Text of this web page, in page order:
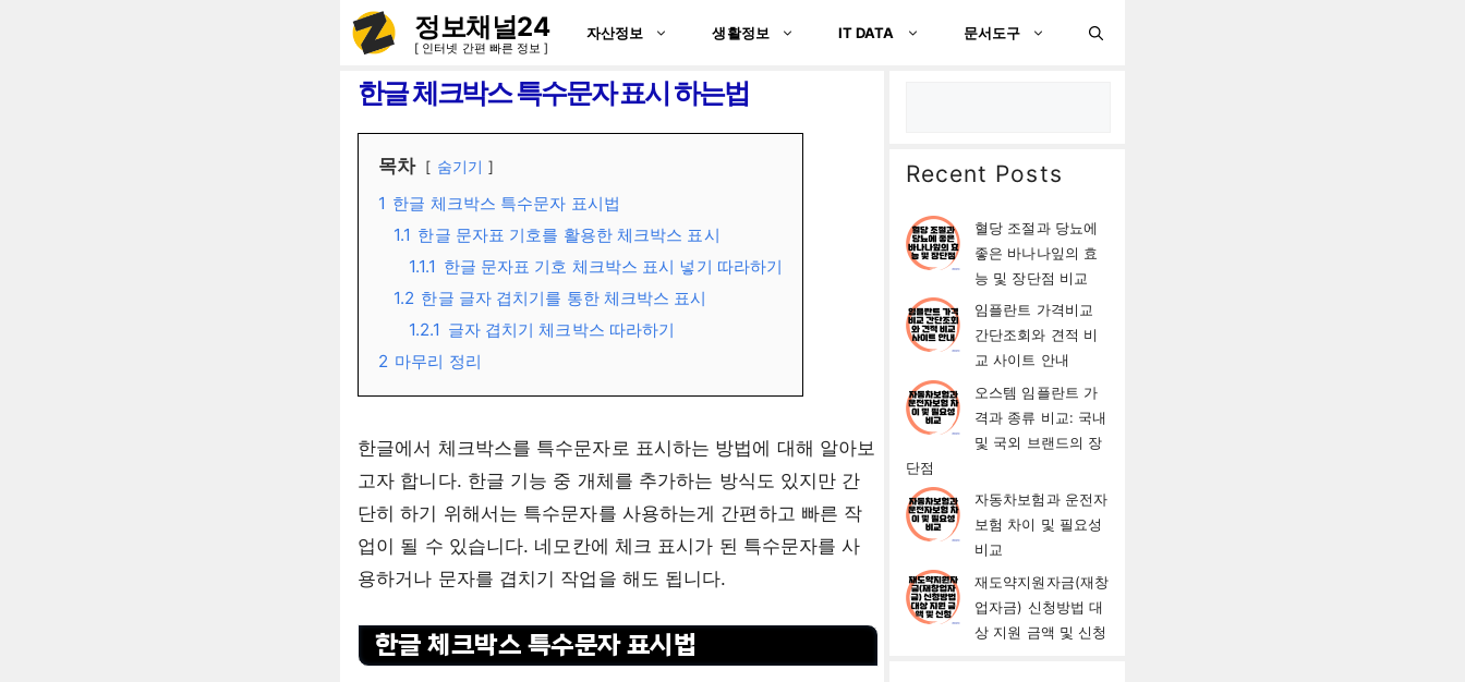
정보채널24
[ 인터넷 간편 빠른 정보 ]
자산정보 생활정보 IT DATA 문서도구
한글 체크박스 특수문자 표시 하는법
목차 숨기기
1 한글 체크박스 특수문자 표시법
1.1 한글 문자표 기호를 활용한 체크박스 표시
1.1.1 한글 문자표 기호 체크박스 표시 넣기 따라하기
1.2 한글 글자 겹치기를 통한 체크박스 표시
1.2.1 글자 겹치기 체크박스 따라하기
2 마무리 정리
한글에서 체크박스를 특수문자로 표시하는 방법에 대해 알아보
고자 합니다. 한글 기능 중 개체를 추가하는 방식도 있지만 간
단히 하기 위해서는 특수문자를 사용하는게 간편하고 빠른 작
업이 될 수 있습니다. 네모칸에 체크 표시가 된 특수문자를 사
용하거나 문자를 겹치기 작업을 해도 됩니다.
한글 체크박스 특수문자 표시법
Recent Posts
혈당 조절과 당뇨에
좋은 바나나잎의 효
능 및 장단점 비교
임플란트 가격비교
간단조회와 견적 비
교 사이트 안내
오스템 임플란트 가
격과 종류 비교: 국내
및 국외 브랜드의 장
단점
자동차보험과 운전자
보험 차이 및 필요성
비교
재도약지원자금(재창
업자금) 신청방법 대
상 지원 금액 및 신청